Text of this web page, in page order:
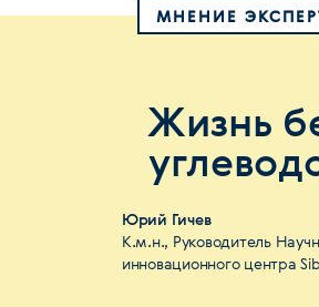
МНЕНИЕ
Жизнь
Юрий Гичев
К.м.н., Руководитель
инновационного центра